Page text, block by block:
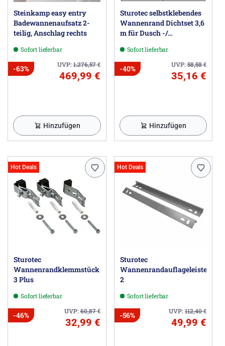
Steinkamp easy entry
Badewannenaufsatz 2-
teilig, Anschlag rechts
Sofort lieferbar
UVP:1.276,57€
-63%
469,99 €
Hinzufügen
Sturotec selbstklebendes
Wannenrand Dichtset 3,6
m für Dusch -/
Sofort lieferbar
UVP:58,58€
-40%
35,16 €
Hinzufügen
Hot Deals
Sturotec
Wannenrandklemmstück
3 Plus
Sofort lieferbar
UVP:60,87€
-46%
32,99 €
Hot Deals
Sturotec
Wannenrandauflageleisten
2
Sofort lieferbar
UVP:112,40€
-56%
49,99 €